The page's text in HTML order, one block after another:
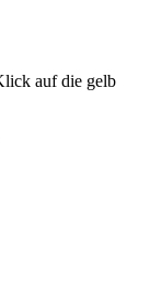
auf die gelb